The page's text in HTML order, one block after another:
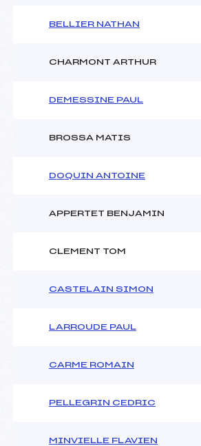
BELLIER NATHAN
CHARMONT ARTHUR
DEMESSINE PAUL
BROSSA MATIS
DOQUIN ANTOINE
APPERTET BENJAMIN
CLEMENT TOM
CASTELAIN SIMON
LARROUDE PAUL
CARME ROMAIN
PELLEGRIN CEDRIC
MINVIELLE FLAVIEN